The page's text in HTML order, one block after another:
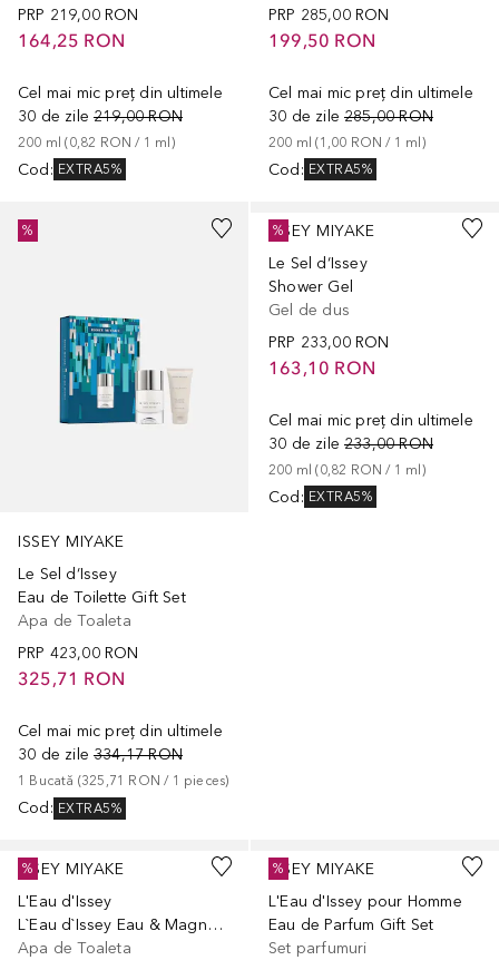
PRP 219,00 RON
164,25 RON
Cel mai mic preț din ultimele
30 de zile 219,00 RON
200 ml (0,82 RON / 1 ml )
Cod : EXTRA5%
PRP 285,00 RON
199,50 RON
Cel mai mic preț din ultimele
30 de zile 285,00 RON
200 ml (1,00 RON / 1 ml )
Cod : EXTRA5%
ISSEY MIYAKE
Le Sel d‘Issey
Eau de Toilette Gift Set
Apa de Toaleta
PRP 423,00 RON
325,71 RON
Cel mai mic preț din ultimele
30 de zile 334,17 RON
1 Bucată (325,71 RON / 1 pieces)
Cod : EXTRA5%
%
ISSEY MIYAKE
Le Sel d‘Issey
Shower Gel
Gel de dus
PRP 233,00 RON
163,10 RON
Cel mai mic preț din ultimele
30 de zile 233,00 RON
200 ml (0,82 RON / 1 ml )
Cod : EXTRA5%
%
ISSEY MIYAKE
L'Eau d'Issey
L`Eau d`Issey Eau & Magnolia Eau de Toilette
Apa de Toaleta
%
ISSEY MIYAKE
L'Eau d'Issey pour Homme
Eau de Parfum Gift Set
Set parfumuri
%